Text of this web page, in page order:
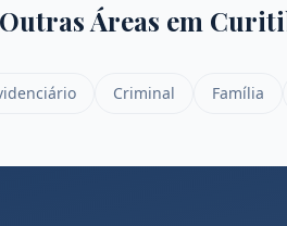
Outras Áreas em
Criminal Família